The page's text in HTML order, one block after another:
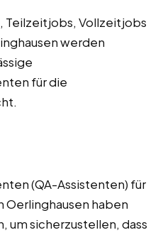
Teilzeitjobs, Vollzeitjobs
werden
für die
(QA-Assistenten) für
haben
um sicherzustellen, dass